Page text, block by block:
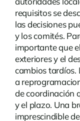
requisitos se
las decisiones
y los comités.
importante que
exteriores y el
cambios tardíos.
a
de coordinación
y el plazo. Una
imprescindible